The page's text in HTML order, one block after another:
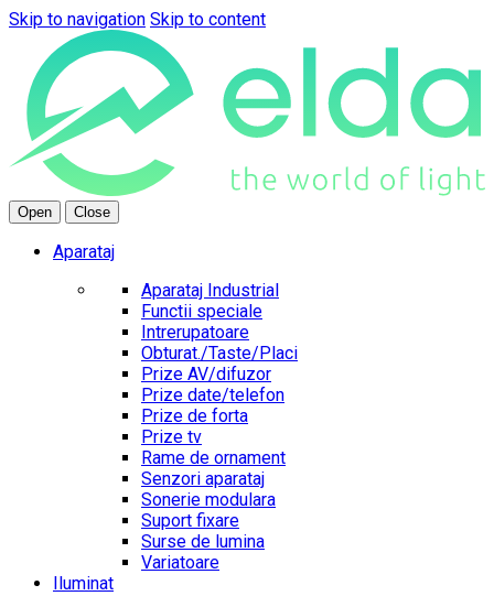
Skip to navigation Skip to content
Open Close
Aparataj
Aparataj Industrial
Functii speciale
Intrerupatoare
Obturat./Taste/Placi
Prize AV/difuzor
Prize date/telefon
Prize de forta
Prize tv
Rame de ornament
Senzori aparataj
Sonerie modulara
Suport fixare
Surse de lumina
Variatoare
Iluminat